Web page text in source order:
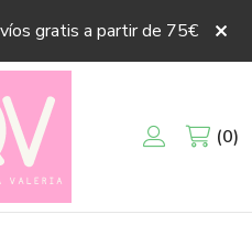
gratis a partir de 75€
0